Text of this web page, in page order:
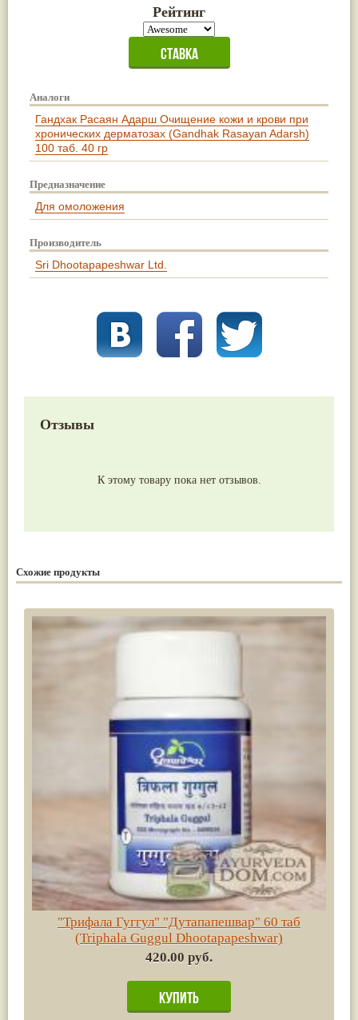
Рейтинг
Аналоги
Гандхак Расаян Адарш Очищение кожи и крови при
хронических дерматозах (Gandhak Rasayan Adarsh)
100 таб. 40 гр
Предназначение
Для омоложения
Производитель
Sri Dhootapapeshwar Ltd.
Отзывы
К этому товару пока нет отзывов.
Схожие продукты
"Трифала Гуггул" "Дутапапешвар" 60 таб
(Triphala Guggul Dhootapapeshwar)
420.00 руб.